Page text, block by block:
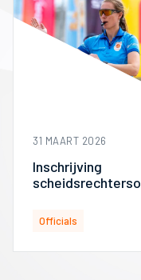
31 MAART 2026
Inschrijving
Officials